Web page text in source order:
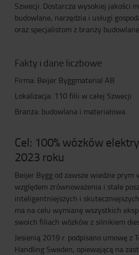
Szwecji. Dostarcza wysokiej jakości
budowlane, narzędzia i usługi
oraz specjalistom z branży
Fakty i dane liczbowe
Firma: Beijer Byggmaterial AB
Lokalizacja: 110 filii w całej Szwecji
Branża: budowlana i materiałowa
Cel: 100% wózków
2023 roku
Beijer Bygg od zawsze wiedzie prym
względem zrównoważenia i stale
inteligentniejszych i
ma na celu wymianę wszystkich
swoich filiach wózków z silnikiem
Jesienią 2019 r. podpisano umowę z
Handling Sweden, opiewającą na